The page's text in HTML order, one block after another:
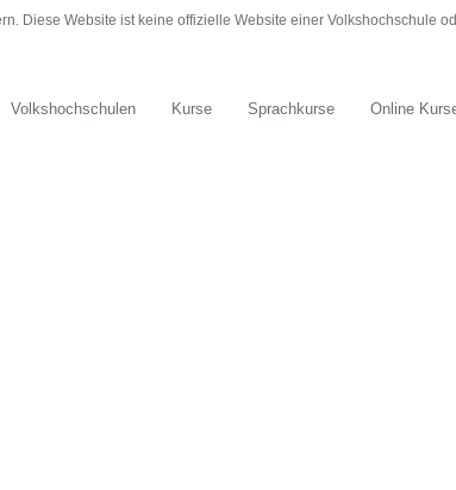
Diese Website ist keine offizielle Website einer Volkshochschule
Volkshochschulen Kurse Sprachkurse Online